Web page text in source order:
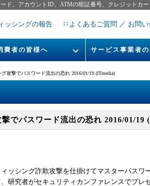
ド、アカウントID、ATMの暗証番号、クレジットカ
ッシングの報告 よくあるご質問 ／ お問
費者の皆様へ
ィッシングとは
ンガでわかるフィッシング詐
サービス事業者
なりすまし送信メール対
攻撃でパスワード流出の恐れ 2016/01/19 (ITmedia)
でパスワード流出の恐れ 2016/01/19
ッシング詐欺攻撃を仕掛けてマスターパスワ
研究者がセキュリティカンファレンスでプレ